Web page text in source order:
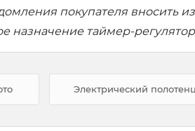
покупателя вносить
назначение таймер-
Электрический